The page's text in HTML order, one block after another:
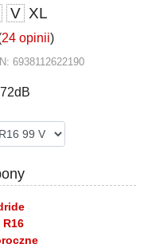
V XL
24 opinii)
6938112622190
72dB
R16